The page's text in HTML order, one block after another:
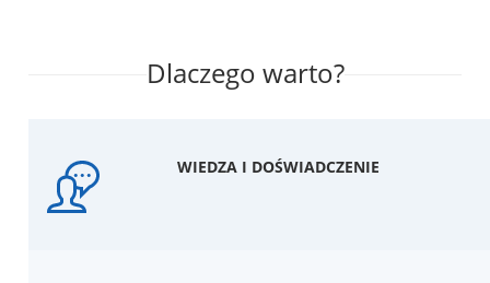
Dlaczego warto?
WIEDZA I DOŚWIADCZENIE